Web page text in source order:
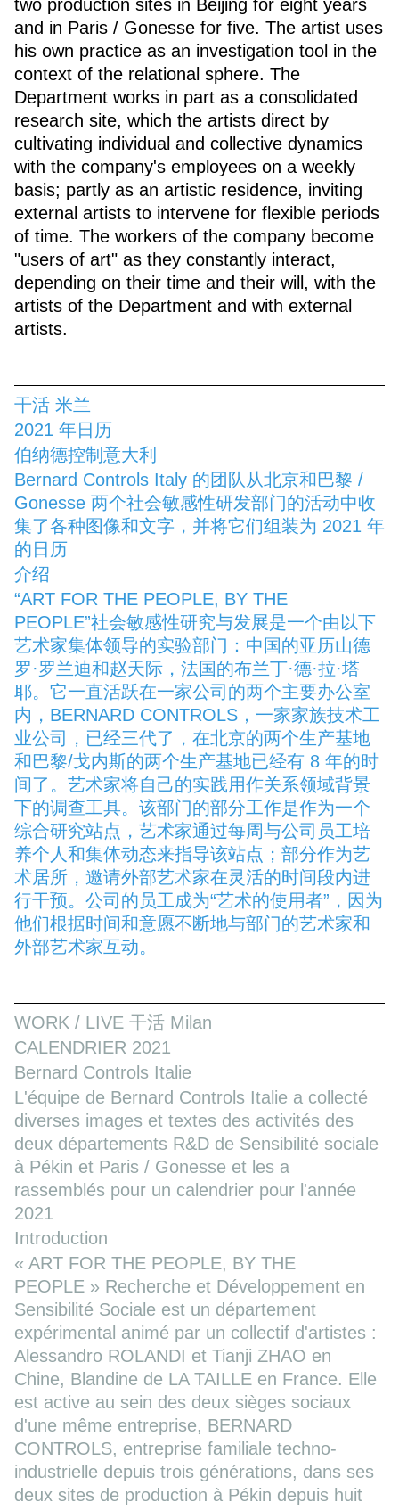
two production sites in Beijing for eight years
and in Paris / Gonesse for five. The artist uses
his own practice as an investigation tool in the
context of the relational sphere. The
Department works in part as a consolidated
research site, which the artists direct by
cultivating individual and collective dynamics
with the company's employees on a weekly
basis; partly as an artistic residence, inviting
external artists to intervene for flexible periods
of time. The workers of the company become
"users of art" as they constantly interact,
depending on their time and their will, with the
artists of the Department and with external
artists.
干活 米兰
2021 年日历
伯纳德控制意大利
Bernard Controls Italy 的团队从北京和巴黎 /
Gonesse 两个社会敏感性研发部门的活动中收
集了各种图像和文字，并将它们组装为 2021 年
的日历
介绍
“ART FOR THE PEOPLE, BY THE
PEOPLE”社会敏感性研究与发展是一个由以下
艺术家集体领导的实验部门：中国的亚历山德
罗·罗兰迪和赵天际，法国的布兰丁·德·拉·塔
耶。它一直活跃在一家公司的两个主要办公室
内，BERNARD CONTROLS，一家家族技术工
业公司，已经三代了，在北京的两个生产基地
和巴黎/戈内斯的两个生产基地已经有 8 年的时
间了。艺术家将自己的实践用作关系领域背景
下的调查工具。该部门的部分工作是作为一个
综合研究站点，艺术家通过每周与公司员工培
养个人和集体动态来指导该站点；部分作为艺
术居所，邀请外部艺术家在灵活的时间段内进
行干预。公司的员工成为“艺术的使用者”，因为
他们根据时间和意愿不断地与部门的艺术家和
外部艺术家互动。
WORK / LIVE 干活 Milan
CALENDRIER 2021
Bernard Controls Italie
L'équipe de Bernard Controls Italie a collecté
diverses images et textes des activités des
deux départements R&D de Sensibilité sociale
à Pékin et Paris / Gonesse et les a
rassemblés pour un calendrier pour l'année
2021
Introduction
« ART FOR THE PEOPLE, BY THE
PEOPLE » Recherche et Développement en
Sensibilité Sociale est un département
expérimental animé par un collectif d'artistes :
Alessandro ROLANDI et Tianji ZHAO en
Chine, Blandine de LA TAILLE en France. Elle
est active au sein des deux sièges sociaux
d'une même entreprise, BERNARD
CONTROLS, entreprise familiale techno-
industrielle depuis trois générations, dans ses
deux sites de production à Pékin depuis huit